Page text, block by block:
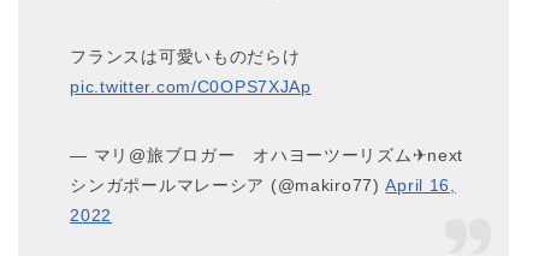
フランスは可愛いものだらけ
pic.twitter.com/C0OPS7XJAp
— マリ@旅ブロガー オハヨーツーリズム✈next
シンガポールマレーシア (@makiro77)April 16,
2022